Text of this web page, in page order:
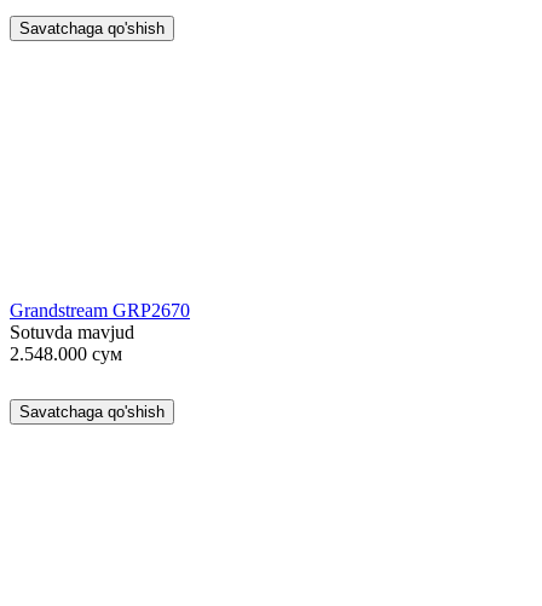
Savatchaga qo'shish
Grandstream GRP2670
Sotuvda mavjud
2.548.000 сум
Savatchaga qo'shish